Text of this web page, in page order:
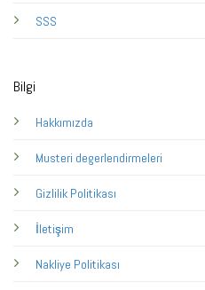
SSS
Bilgi
Hakkımızda
Musteri degerlendirmeleri
Gizlilik Politikası
İletişim
Nakliye Politikası